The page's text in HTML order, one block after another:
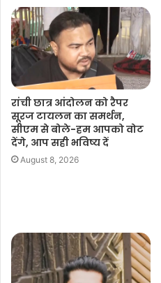
रांची छात्र आंदोलन को रैपर
सूरज टायलन का समर्थन,
सीएम से बोले-हम आपको वोट
देंगे, आप सही भविष्य दें
August 8, 2026